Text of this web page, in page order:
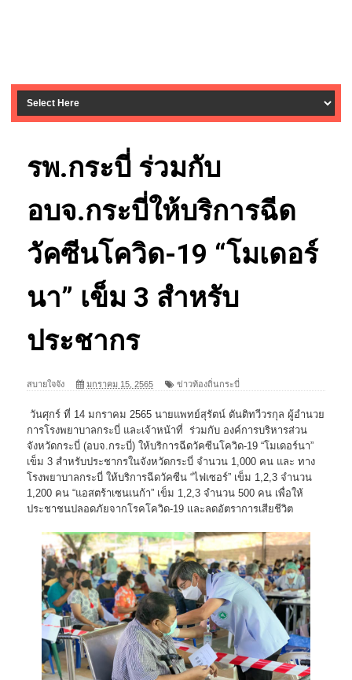
รพ.กระบี่ ร่วมกับ
อบจ.กระบี่ให้บริการฉีด
วัคซีนโควิด-19 “โมเดอร์
นา” เข็ม 3 สำหรับ
ประชากร
สบายใจจัง มกราคม 15, 2565 ข่าวท้องถิ่นกระบี่
วันศุกร์ ที่ 14 มกราคม 2565 นายแพทย์สุรัตน์ ตันติทวีวรกุล ผู้อำนวย
การโรงพยาบาลกระบี่ และเจ้าหน้าที่ ร่วมกับ องค์การบริหารส่วน
จังหวัดกระบี่ (อบจ.กระบี่) ให้บริการฉีดวัคซีนโควิด-19 “โมเดอร์นา”
เข็ม 3 สำหรับประชากรในจังหวัดกระบี่ จำนวน 1,000 คน และ ทาง
โรงพยาบาลกระบี่ ให้บริการฉีดวัคซีน “ไฟเซอร์” เข็ม 1,2,3 จำนวน
1,200 คน “แอสตร้าเซนเนก้า” เข็ม 1,2,3 จำนวน 500 คน เพื่อให้
ประชาชนปลอดภัยจากโรคโควิด-19 และลดอัตราการเสียชีวิต